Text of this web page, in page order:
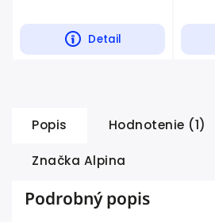
Detail
Popis Hodnotenie (1)
Značka Alpina
Podrobný popis